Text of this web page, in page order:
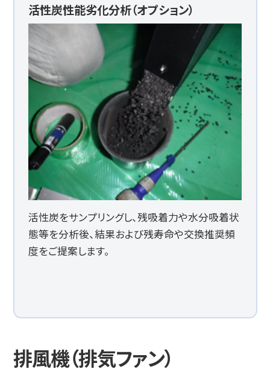
活性炭性能劣化分析（オプション）
活性炭をサンプリングし、残吸着力や水分吸着状
態等を分析後、結果および残寿命や交換推奨頻
度をご提案します。
排風機（排気ファン）